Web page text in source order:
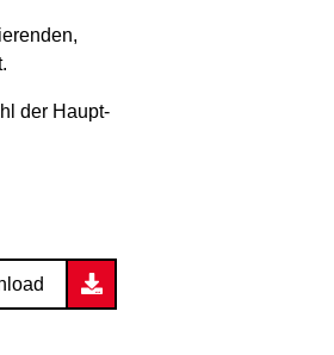
der Haupt-